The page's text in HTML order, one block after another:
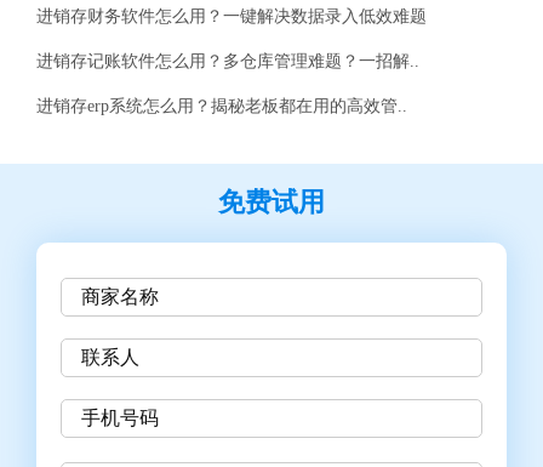
进销存财务软件怎么用？一键解决数据录入低效难题
进销存记账软件怎么用？多仓库管理难题？一招解..
进销存erp系统怎么用？揭秘老板都在用的高效管..
免费试用